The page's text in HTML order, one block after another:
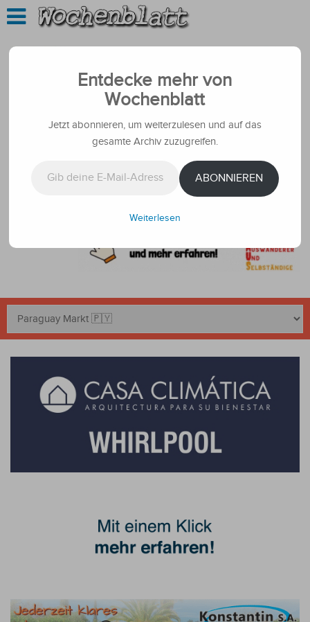
Entdecke mehr von
Wochenblatt
Jetzt abonnieren, um weiterzulesen und auf das
gesamte Archiv zuzugreifen.
ABONNIEREN
Weiterlesen